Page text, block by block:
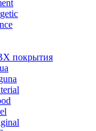
покрытия